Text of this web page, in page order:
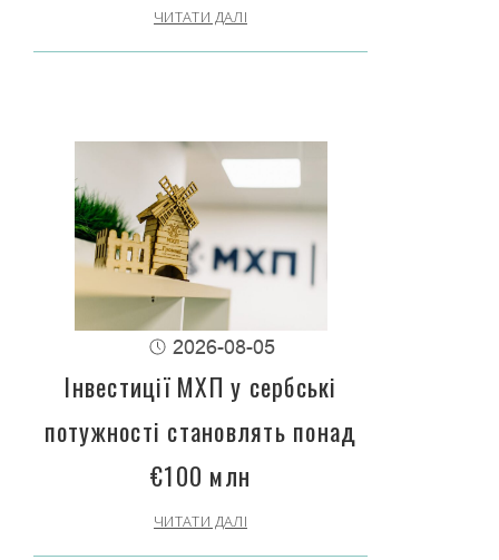
ЧИТАТИ ДАЛІ
2026-08-05
Інвестиції МХП у сербські
потужності становлять понад
€100 млн
ЧИТАТИ ДАЛІ